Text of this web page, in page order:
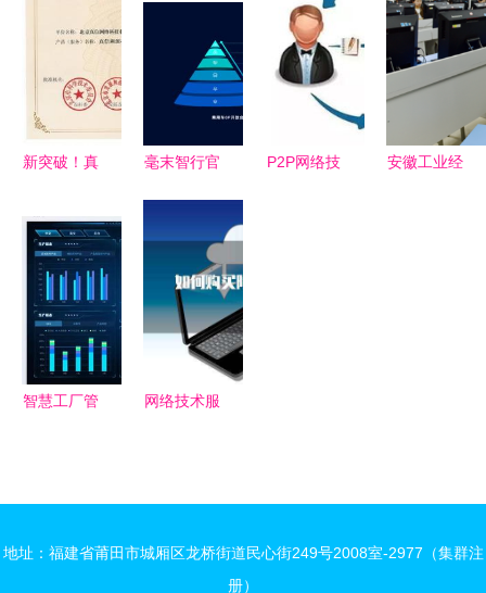
疆电力职工
技术创新一
等奖
慧家庭新生
态
技术拓展数
智化赋能边
界
企业数字化
转型
新突破！真
北京新技术
新产品（服
务）认证
毫末智行官
态伙伴冲刺
自动驾驶
3.0时代
P2P网络技
安徽工业经
智慧工厂管
务的核心价
网络技术服
地址：福建省莆田市城厢区龙桥街道民心街249号2008室-2977（集群注
册）